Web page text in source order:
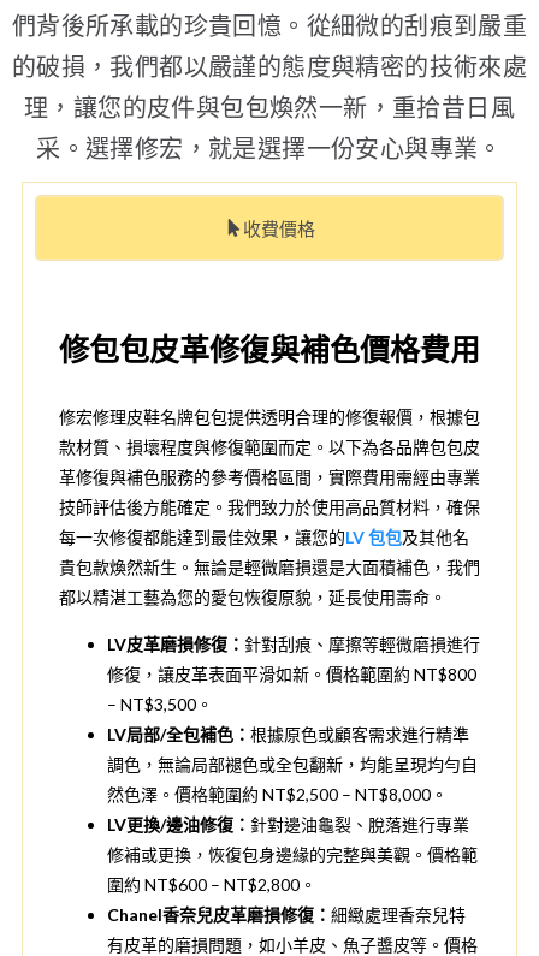
們背後所承載的珍貴回憶。從細微的刮痕到嚴重
的破損，我們都以嚴謹的態度與精密的技術來處
理，讓您的皮件與包包煥然一新，重拾昔日風
采。選擇修宏，就是選擇一份安心與專業。
收費價格
修包包皮革修復與補色價格費用
修宏修理皮鞋名牌包包提供透明合理的修復報價，根據包
款材質、損壞程度與修復範圍而定。以下為各品牌包包皮
革修復與補色服務的參考價格區間，實際費用需經由專業
技師評估後方能確定。我們致力於使用高品質材料，確保
每一次修復都能達到最佳效果，讓您的LV 包包及其他名
貴包款煥然新生。無論是輕微磨損還是大面積補色，我們
都以精湛工藝為您的愛包恢復原貌，延長使用壽命。
LV皮革磨損修復： 針對刮痕、摩擦等輕微磨損進行
修復，讓皮革表面平滑如新。價格範圍約 NT$800
– NT$3,500。
LV局部/全包補色： 根據原色或顧客需求進行精準
調色，無論局部褪色或全包翻新，均能呈現均勻自
然色澤。價格範圍約 NT$2,500 – NT$8,000。
LV更換/邊油修復： 針對邊油龜裂、脫落進行專業
修補或更換，恢復包身邊緣的完整與美觀。價格範
圍約 NT$600 – NT$2,800。
Chanel香奈兒皮革磨損修復： 細緻處理香奈兒特
有皮革的磨損問題，如小羊皮、魚子醬皮等。價格